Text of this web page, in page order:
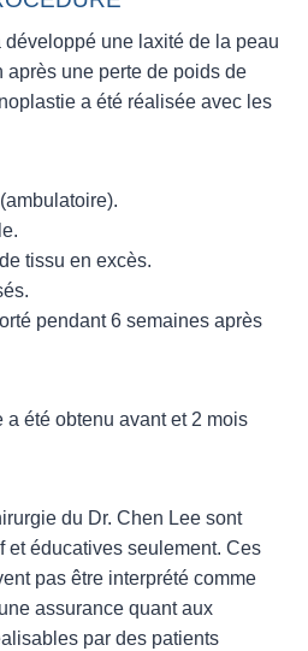
une laxité de la peau
après une perte de poids de
a été réalisée avec les
tissu en excès.
pendant 6 semaines après
a été obtenu avant et 2 mois
du Dr. Chen Lee sont
et éducatives seulement. Ces
pas être interprété comme
assurance quant aux
par des patients